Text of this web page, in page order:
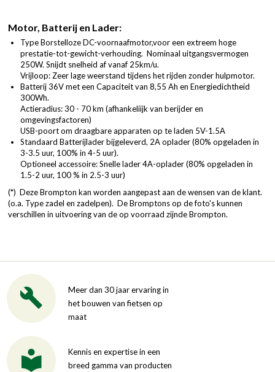
Motor, Batterij en Lader:
Type Borstelloze DC-voornaafmotor,voor een extreem hoge
prestatie-tot-gewicht-verhouding. Nominaal uitgangsvermogen
250W. Snijdt snelheid af vanaf 25km/u.
Vrijloop: Zeer lage weerstand tijdens het rijden zonder hulpmotor.
Batterij 36V met een Capaciteit van 8,55 Ah en Energiedichtheid
300Wh.
Actieradius: 30 - 70 km (afhankeliijk van berijder en
omgevingsfactoren)
USB-poort om draagbare apparaten op te laden 5V-1.5A
Standaard Batterijlader bijgeleverd, 2A oplader (80% opgeladen in
3-3.5 uur, 100% in 4-5 uur).
Optioneel accessoire: Snelle lader 4A-oplader (80% opgeladen in
1.5-2 uur, 100 % in 2.5-3 uur)
(*) Deze Brompton kan worden aangepast aan de wensen van de klant.
(o.a. Type zadel en zadelpen). De Bromptons op de foto's kunnen
verschillen in uitvoering van de op voorraad zijnde Brompton.
Meer dan 30 jaar ervaring in
het bouwen van fietsen op
maat
Kennis en expertise in een
breed gamma van producten